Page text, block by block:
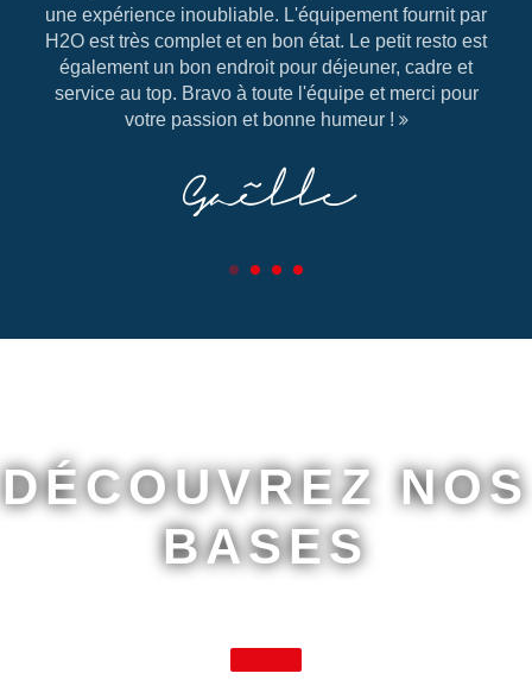
une expérience inoubliable. L'équipement fournit par
H2O est très complet et en bon état. Le petit resto est
également un bon endroit pour déjeuner, cadre et
service au top. Bravo à toute l'équipe et merci pour
votre passion et bonne humeur !
Gaëlle
DÉCOUVREZ NOS
BASES